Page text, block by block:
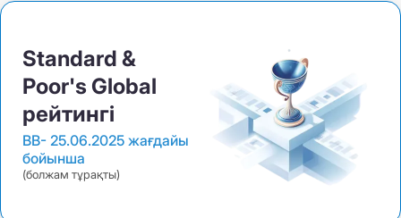
Standard &
Poor's Global
рейтингі
BB- 25.06.2025 жағдайы
бойынша
(болжам тұрақты)